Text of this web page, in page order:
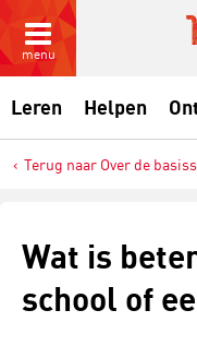
menu
Leren Helpen
Terug naar Over de
​Wat is
school of